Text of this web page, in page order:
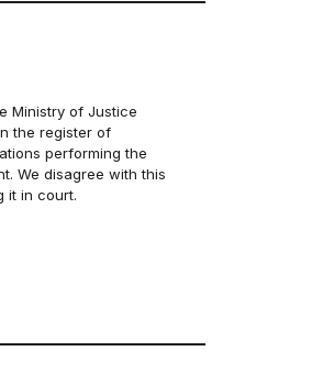
Ministry of Justice
the register of
performing the
We disagree with this
it in court.